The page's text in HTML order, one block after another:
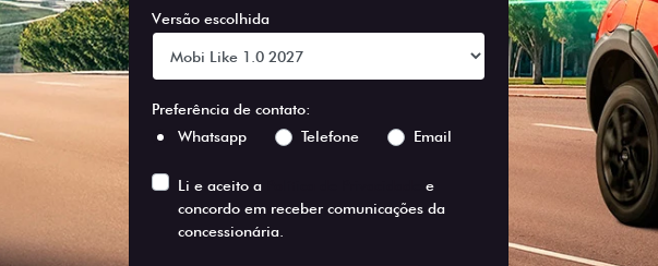
Versão escolhida
Preferência de contato:
Whatsapp
Telefone Email
Li e aceito a
e
concordo em receber comunicações da
concessionária.